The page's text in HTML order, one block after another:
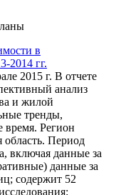
в
2014 гг.
2015 г. В отчете
анализ
и жилой
тренды,
время. Регион
область. Период
включая данные за
данные за
содержит 52